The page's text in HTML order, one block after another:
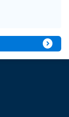
expand_circle_right